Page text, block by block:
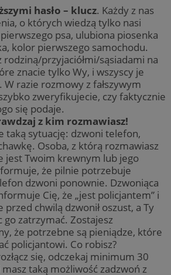
hasło – klucz. Każdy z nas
o których wiedzą tylko nasi
psa, ulubiona piosenka
kolor pierwszego samochodu.
rodziną/przyjaciółmi/sąsiadami na
znacie tylko Wy, i wszyscy je
razie rozmowy z fałszywym
zweryfikujecie, czy faktycznie
się podaje.
z kim rozmawiasz!
taką sytuację: dzwoni telefon,
Osoba, z którą rozmawiasz
jest Twoim krewnym lub jego
że pilnie potrzebuje
dzwoni ponownie. Dzwoniąca
Cię, że „jest policjantem” i
przed chwilą dzwonił oszust, a Ty
go zatrzymać. Zostajesz
że potrzebne są pieniądze, które
policjantowi. Co robisz?
się, odczekaj minimum 30
taką możliwość zadzwoń z